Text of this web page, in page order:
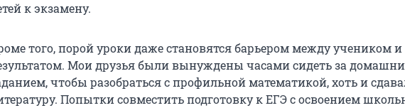
к экзамену.
того, порой уроки даже становятся барьером между учеником и
Мои друзья были вынуждены часами сидеть за
чтобы разобраться с профильной математикой, хоть и
Попытки совместить подготовку к ЕГЭ с освоением